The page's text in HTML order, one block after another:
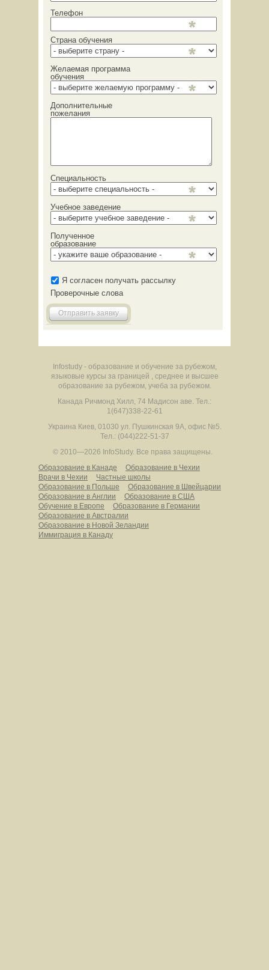
Телефон
Страна обучения
Желаемая программа
обучения
Дополнительные
пожелания
Специальность
Учебное заведение
Полученное
образование
Я согласен получать рассылку
Проверочные слова
Отправить заявку
Infostudy - образование и обучение за рубежом,
языковые курсы за границей , среднее и высшее
образование за рубежом, учеба за рубежом.
Канада Ричмонд Хилл, 74 Мадисон аве. Тел.:
1(647)338-22-61
Украина Киев, 01030 ул. Пушкинская 9А, офис №5.
Тел.: (044)222-51-37
© 2010—2026 InfoStudy. Все права защищены.
Образование в Канаде
Образование в Чехии
Врачи в Чехии
Частные школы
Образование в Польше
Образование в Швейцарии
Образование в Англии
Образование в США
Обучение в Европе
Образование в Германии
Образование в Австралии
Образование в Новой Зеландии
Иммиграция в Канаду